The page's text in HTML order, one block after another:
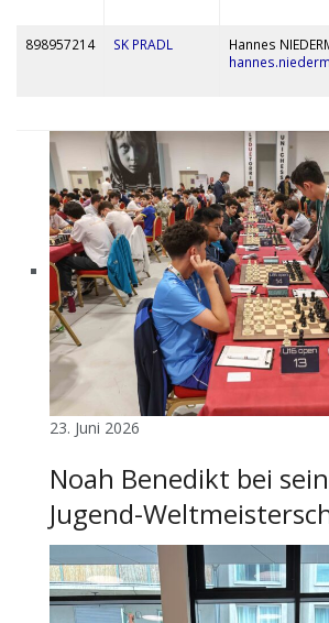
898957214 SK PRADL
Hannes
23. Juni 2026
Noah Benedikt bei
Jugend-